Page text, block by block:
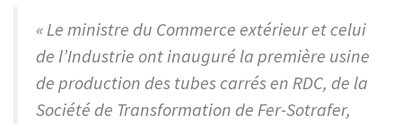
« Le ministre du Commerce extérieur et celui
de l’Industrie ont inauguré la première usine
de production des tubes carrés en RDC, de la
Société de Transformation de Fer-Sotrafer,